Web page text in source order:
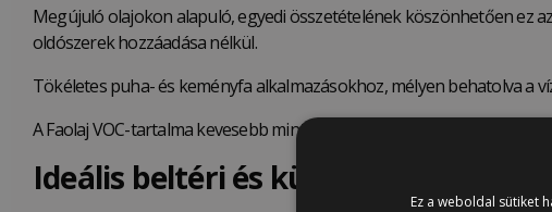
Megújuló olajokon alapuló, egyedi összetételének köszönhetően ez
oldószerek hozzáadása nélkül.
Tökéletes puha- és keményfa alkalmazásokhoz, mélyen behatolva a
A Faolaj VOC-tartalma kevesebb mint 7 g/l, összehasonlítva az EU
Ideális beltéri és kültéri
Ez a weboldal sütiket